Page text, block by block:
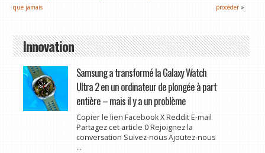
que jamais
procéder »
Innovation
Samsung a transformé la Galaxy Watch
Ultra 2 en un ordinateur de plongée à part
entière – mais il y a un problème
Copier le lien Facebook X Reddit E-mail
Partagez cet article 0 Rejoignez la
conversation Suivez-nous Ajoutez-nous
...